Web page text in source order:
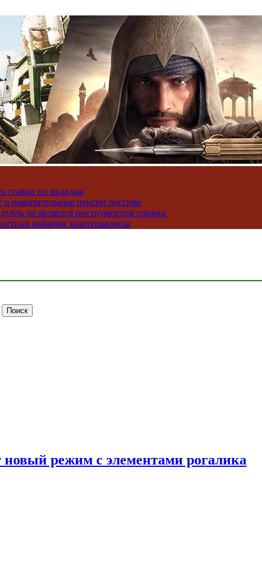
ставки по вкладам
накопительные пенсии россиян
не является инструментом слежки
майнинг криптовалюты
новый режим с элементами рогалика